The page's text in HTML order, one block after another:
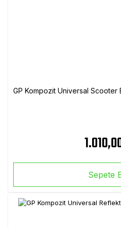
GP Kompozit Universal Scooter
Sepete